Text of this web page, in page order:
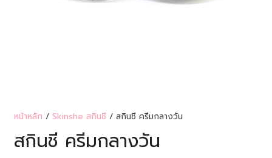
หน้าหลัก / Skinshe สกินชี / สกินชี ครีมกลางวัน
สกินชี ครีมกลางวัน